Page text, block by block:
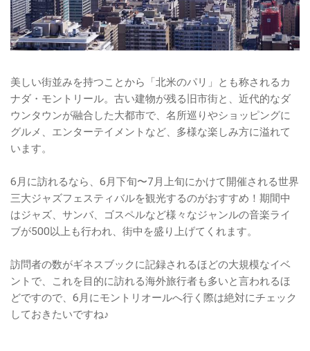
美しい街並みを持つことから「北米のパリ」とも称されるカ
ナダ・モントリール。古い建物が残る旧市街と、近代的なダ
ウンタウンが融合した大都市で、名所巡りやショッピングに
グルメ、エンターテイメントなど、多様な楽しみ方に溢れて
います。
6月に訪れるなら、6月下旬〜7月上旬にかけて開催される世界
三大ジャズフェスティバルを観光するのがおすすめ！期間中
はジャズ、サンバ、ゴスペルなど様々なジャンルの音楽ライ
ブが500以上も行われ、街中を盛り上げてくれます。
訪問者の数がギネスブックに記録されるほどの大規模なイベ
ントで、これを目的に訪れる海外旅行者も多いと言われるほ
どですので、6月にモントリオールへ行く際は絶対にチェック
しておきたいですね♪